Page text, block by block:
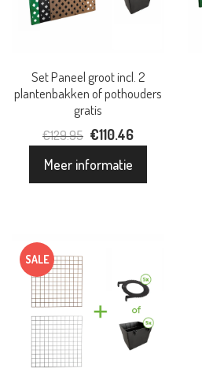
Set Paneel groot incl. 2
plantenbakken of pothouders
gratis
€129.95 Oorspronkelijke
prijs
€110.46Huidige
Meer informatie
SALE